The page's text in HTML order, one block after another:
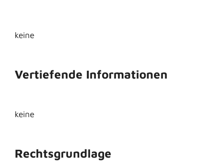
keine
Vertiefende Informationen
keine
Rechtsgrundlage